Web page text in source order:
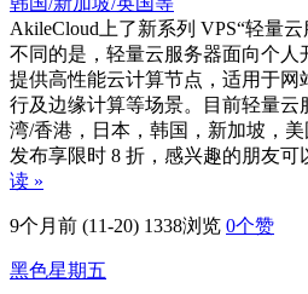
AkileCloud上了新系列 VPS“轻量
不同的是，轻量云服务器面向个人
提供高性能云计算节点，适用于网
行及边缘计算等场景。目前轻量云
湾/香港，日本，韩国，新加坡，
发布享限时 8 折，感兴趣的朋
读 »
9个月前 (11-20) 1338浏览 0个赞
黑色星期五